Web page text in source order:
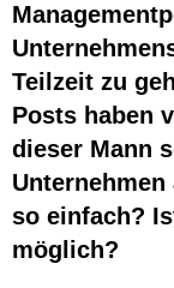
Teilzeit zu
Posts haben
dieser Mann
so einfach?
möglich?